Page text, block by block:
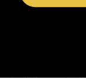
EV